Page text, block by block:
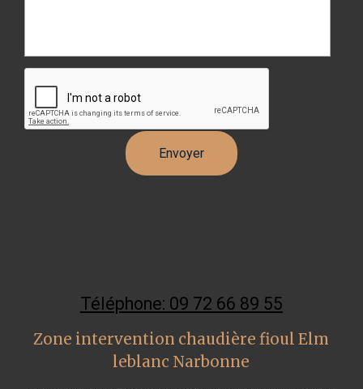
Téléphone: 09 72 66 89 55
Zone intervention chaudière fioul Elm
leblanc Narbonne